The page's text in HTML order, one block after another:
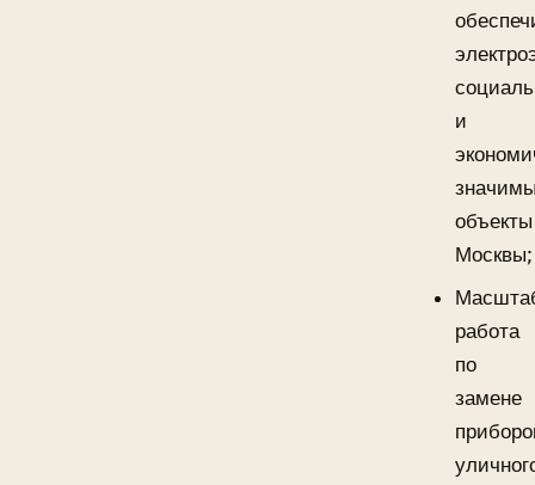
и
объекты
Москвы;
работа
по
замене